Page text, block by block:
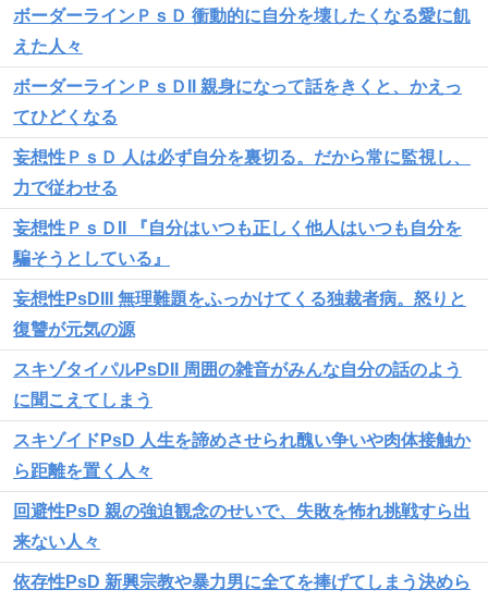
ボーダーラインＰｓＤ 衝動的に自分を壊したくなる愛に飢
えた人々
ボーダーラインＰｓＤII 親身になって話をきくと、かえっ
てひどくなる
妄想性ＰｓＤ 人は必ず自分を裏切る。だから常に監視し、
力で従わせる
妄想性ＰｓＤII 『自分はいつも正しく他人はいつも自分を
騙そうとしている』
妄想性PsDIII 無理難題をふっかけてくる独裁者病。怒りと
復讐が元気の源
スキゾタイパルPsDII 周囲の雑音がみんな自分の話のよう
に聞こえてしまう
スキゾイドPsD 人生を諦めさせられ醜い争いや肉体接触か
ら距離を置く人々
回避性PsD 親の強迫観念のせいで、失敗を怖れ挑戦すら出
来ない人々
依存性PsD 新興宗教や暴力男に全てを捧げてしまう決めら